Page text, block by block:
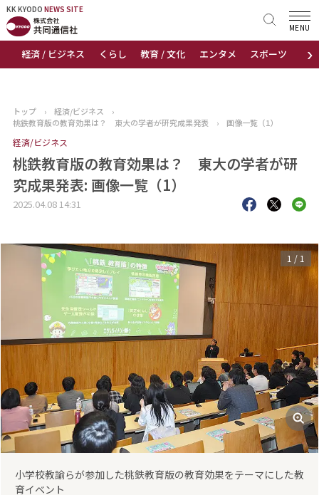
KK KYODO NEWS SITE
›
経済 / ビジネス くらし 教育 / 文化 エンタメ スポーツ 地域
MENU
KK KYODONEWS SITE
トップページ
ニュース
おすすめコンテンツ
出版物
トップ › 経済/ビジネス
›
桃鉄教育版の教育効果は？ 東大の学者が研究成果発表
› 画像一覧（1）
経済/ビジネス
桃鉄教育版の教育効果は？ 東大の学者が研
究成果発表: 画像一覧（1）
2025.04.08 14:31
小学校教諭らが参加した桃鉄教育版の教育効果をテーマにした教
育イベント
1 / 1